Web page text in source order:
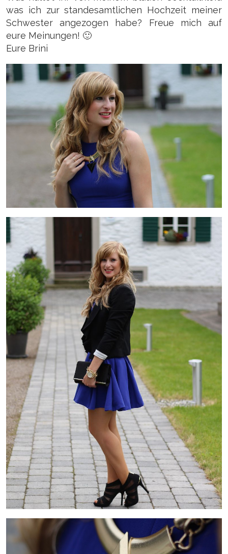
was ich zur standesamtlichen Hochzeit meiner
Schwester angezogen habe? Freue mich auf
eure Meinungen! 🙂
Eure Brini